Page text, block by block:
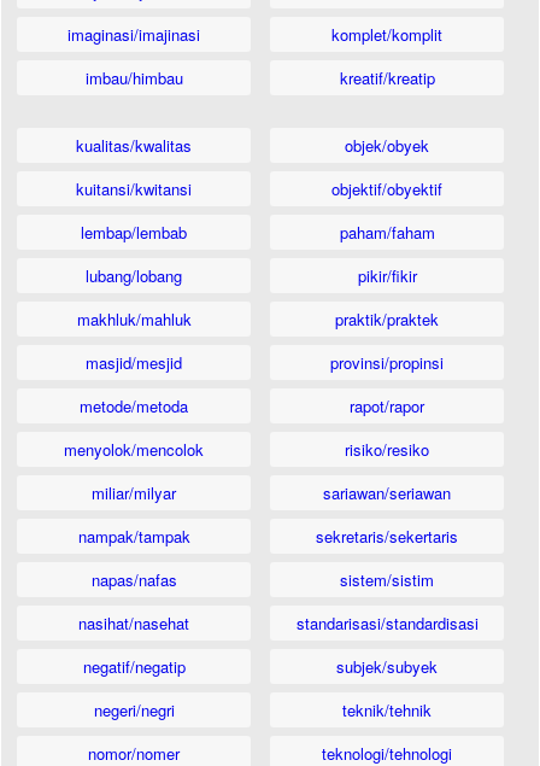
imaginasi/imajinasi
imbau/himbau
komplet/komplit
kreatif/kreatip
kualitas/kwalitas
kuitansi/kwitansi
lembap/lembab
lubang/lobang
makhluk/mahluk
masjid/mesjid
metode/metoda
menyolok/mencolok
miliar/milyar
nampak/tampak
napas/nafas
nasihat/nasehat
negatif/negatip
negeri/negri
nomor/nomer
objek/obyek
objektif/obyektif
paham/faham
pikir/fikir
praktik/praktek
provinsi/propinsi
rapot/rapor
risiko/resiko
sariawan/seriawan
sekretaris/sekertaris
sistem/sistim
standarisasi/standardisasi
subjek/subyek
teknik/tehnik
teknologi/tehnologi